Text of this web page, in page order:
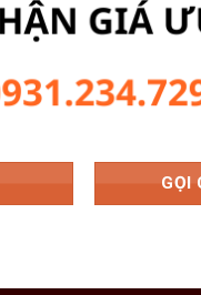
là:
234.500 ₫.
GỌI
số lượng